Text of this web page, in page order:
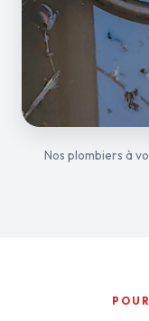
Nos plombiers à